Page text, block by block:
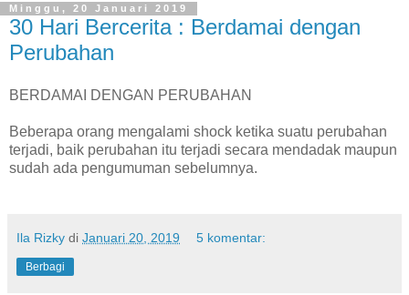
Minggu, 20 Januari 2019
30 Hari Bercerita : Berdamai dengan
Perubahan
BERDAMAI DENGAN PERUBAHAN
Beberapa orang mengalami shock ketika suatu perubahan
terjadi, baik perubahan itu terjadi secara mendadak maupun
sudah ada pengumuman sebelumnya.
Ila Rizky di Januari 20, 2019 5 komentar:
Berbagi